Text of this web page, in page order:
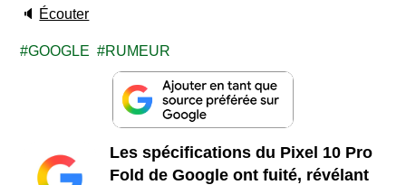
🔈 Écouter
GOOGLE RUMEUR
Les spécifications du Pixel 10 Pro
Fold de Google ont fuité, révélant